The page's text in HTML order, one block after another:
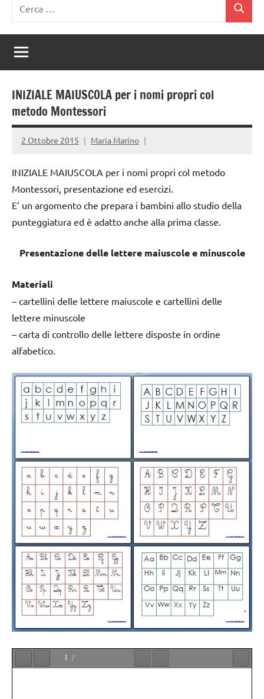
per:
Cerca
INIZIALE MAIUSCOLA per i nomi propri col
metodo Montessori
2 Ottobre 2015 Maria Marino
INIZIALE MAIUSCOLA per i nomi propri col metodo
Montessori, presentazione ed esercizi.
E’ un argomento che prepara i bambini allo studio della
punteggiatura ed è adatto anche alla prima classe.
Presentazione delle lettere maiuscole e minuscole
Materiali
– cartellini delle lettere maiuscole e cartellini delle
lettere minuscole
– carta di controllo delle lettere disposte in ordine
alfabetico.